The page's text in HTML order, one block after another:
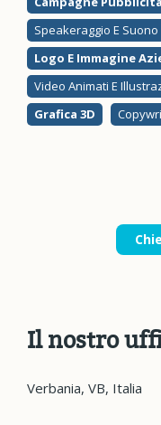
Speakeraggio E Suono
Logo E Immagine
Video Animati E
Grafica 3D
Il nostro
Verbania, VB, Italia